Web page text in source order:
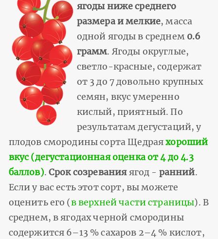
ягоды ниже среднего
размера и мелкие, масса
одной ягоды в среднем 0.6
грамм. Ягоды округлые,
светло-красные, содержат
от 3 до 7 довольно крупных
семян, вкус умеренно
кислый, приятный. По
результатам дегустаций, у
плодов смородины сорта Щедраяхороший
вкус (дегустационная оценка от 4 до 4.3
баллов).Срок созреванияягод - ранний.
Если у вас есть этот сорт, вы можете
оценить его (в верхней части страницы). В
среднем, в ягодах черной смородины
содержится 6–13 % сахаров 2–4 % кислот,